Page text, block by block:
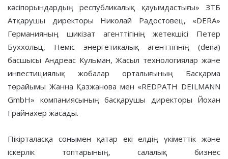
кәсіпорындардың республикалық қауымдастығы» ЗТБ
Атқарушы директоры Николай Радостовец, «DERA»
Германияның шикізат агенттігінің жетекшісі Петер
Буххольц, Неміс энергетикалық агенттігінің (dena)
басшысы Андреас Кульман, Жасыл технологиялар және
инвестициялық жобалар орталығының Басқарма
төрайымы Жанна Қазжанова мен «REDPATH DEILMANN
GmbH» компаниясының басқарушы директоры Йохан
Грайнахер жасады.
Пікірталасқа сонымен қатар екі елдің үкіметтік және
іскерлік топтарының, салалық бизнес